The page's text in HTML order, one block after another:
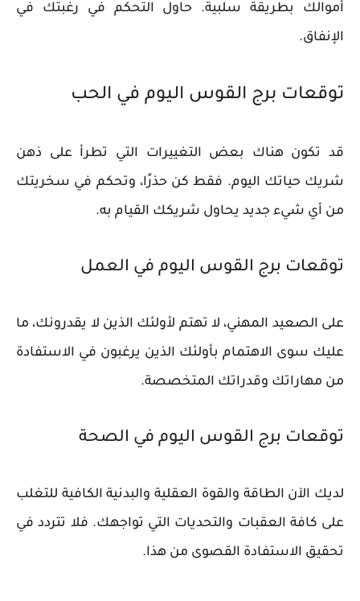
أموالك بطريقة سلبية. حاول التحكم في رغبتك في
الإنفاق.
توقعات برج القوس اليوم في الحب
قد تكون هناك بعض التغييرات التي تطرأ على ذهن
شريك حياتك اليوم. فقط كن حذرًا، وتحكم في سخريتك
من أي شيء جديد يحاول شريكك القيام به.
توقعات برج القوس اليوم في العمل
على الصعيد المهني، لا تهتم لأولئك الذين لا يقدرونك، ما
عليك سوى الاهتمام بأولئك الذين يرغبون في الاستفادة
من مهاراتك وقدراتك المتخصصة.
توقعات برج القوس اليوم في الصحة
لديك الآن الطاقة والقوة العقلية والبدنية الكافية للتغلب
على كافة العقبات والتحديات التي تواجهك. فلا تتردد في
تحقيق الاستفادة القصوى من هذا.